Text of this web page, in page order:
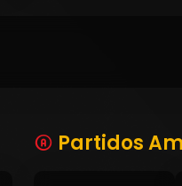
Partidos